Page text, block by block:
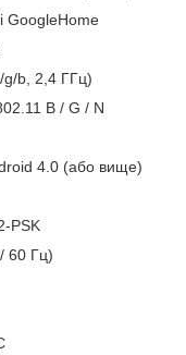
GoogleHome
g/b, 2,4 ГГц)
B / G / N
4.0 (або вище)
PSK
60 Гц)